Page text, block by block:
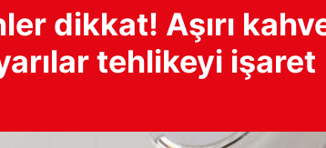
dikkat! Aşırı
tehlikeyi işaret